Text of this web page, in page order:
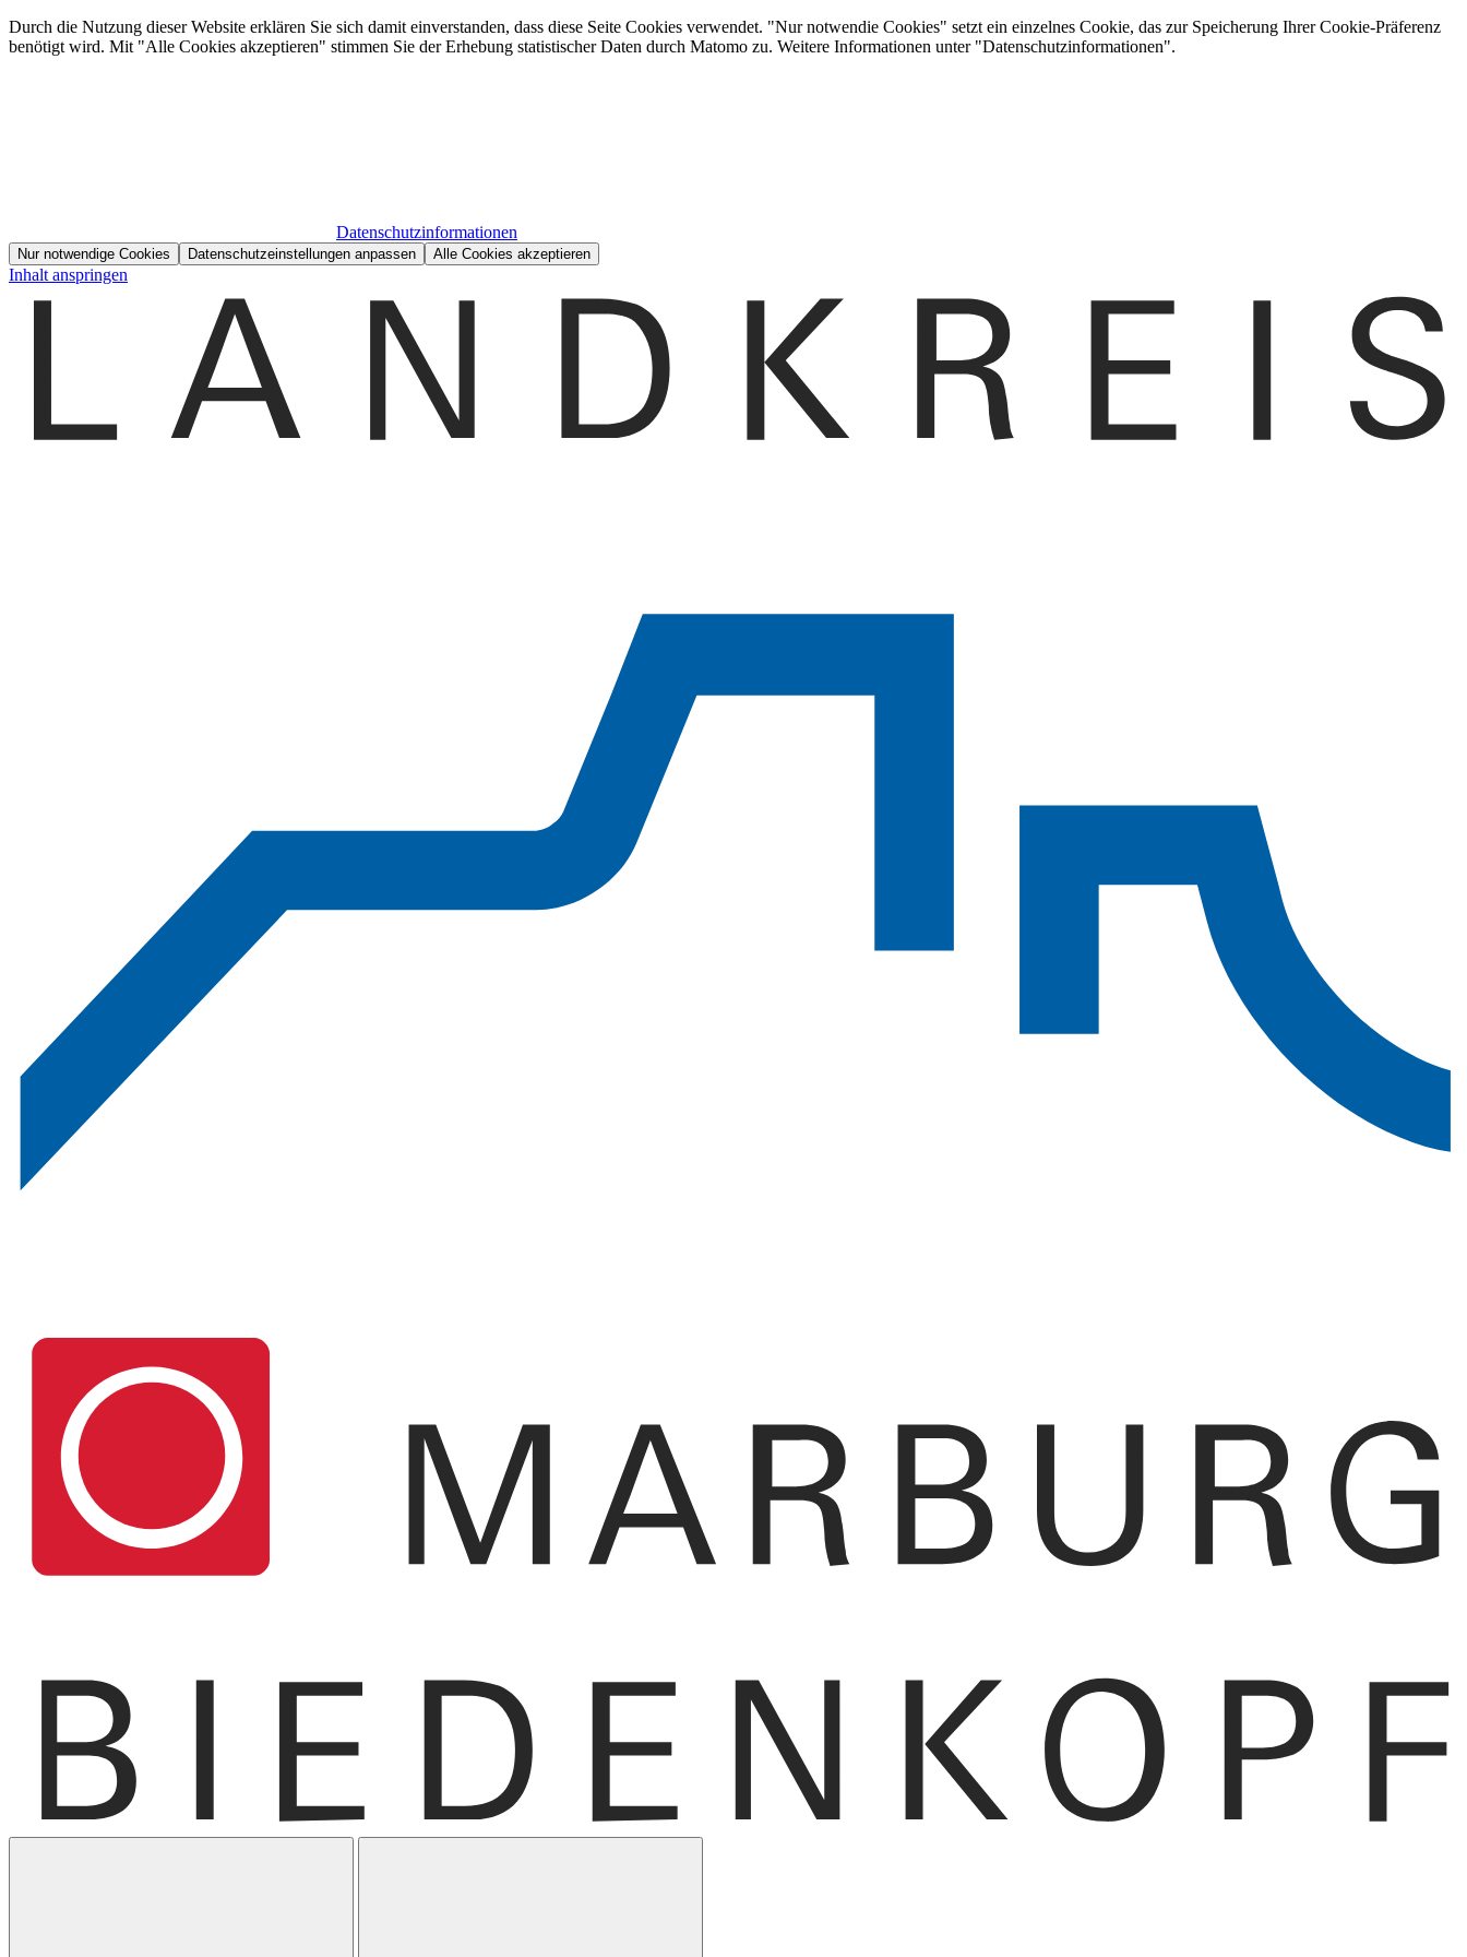
Durch die Nutzung dieser Website erklären Sie sich damit einverstanden, dass diese Seite Cookies verwendet. "Nur notwendie Cookies" setzt ein einzelnes Cookie, das zur Speicherung Ihrer Cookie-Präferenz
benötigt wird. Mit "Alle Cookies akzeptieren" stimmen Sie der Erhebung statistischer Daten durch Matomo zu. Weitere Informationen unter "Datenschutzinformationen".
Datenschutzinformationen
Nur notwendige Cookies Datenschutzeinstellungen anpassen Alle Cookies akzeptieren
Inhalt anspringen